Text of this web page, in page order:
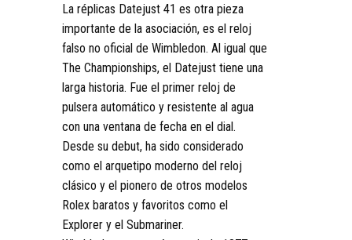
La réplicas Datejust 41 es otra pieza
importante de la asociación, es el reloj
falso no oficial de Wimbledon. Al igual que
The Championships, el Datejust tiene una
larga historia. Fue el primer reloj de
pulsera automático y resistente al agua
con una ventana de fecha en el dial.
Desde su debut, ha sido considerado
como el arquetipo moderno del reloj
clásico y el pionero de otros modelos
Rolex baratos y favoritos como el
Explorer y el Submariner.